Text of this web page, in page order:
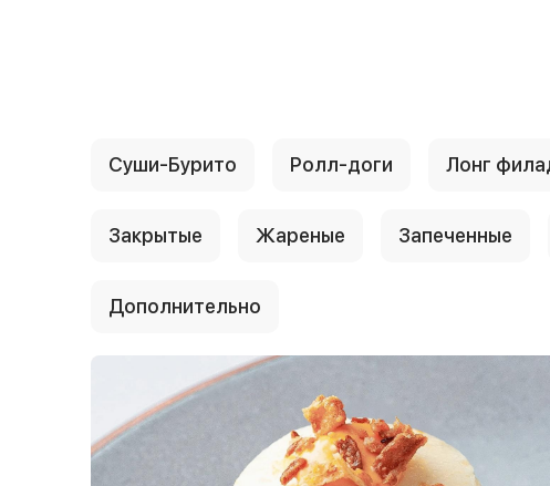
Суши-Бурито Ролл-доги Лонг
Закрытые Жареные Запеченные
Дополнительно